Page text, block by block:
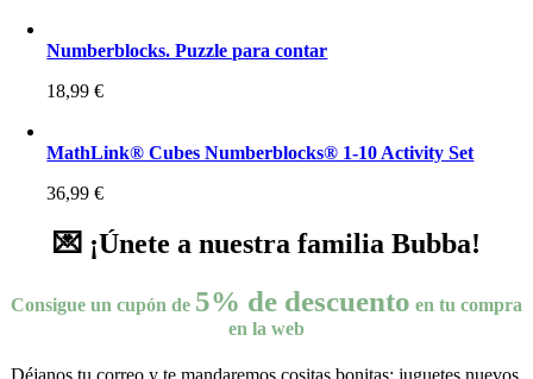
Numberblocks. Puzzle para contar
18,99€
MathLink® Cubes Numberblocks® 1-10 Activity Set
36,99€
💌 ¡Únete a nuestra familia Bubba!
Consigue un cupón de 5% de descuento en tu compra
en la web